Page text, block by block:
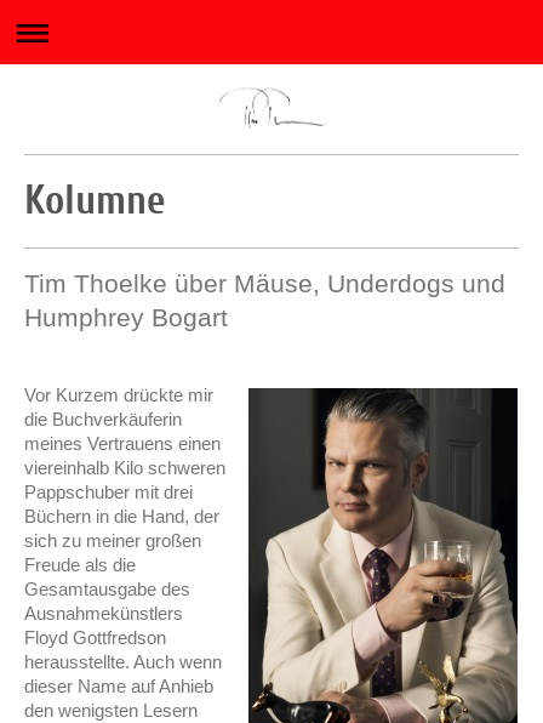
Kolumne
Tim Thoelke über Mäuse, Underdogs und
Humphrey Bogart
Vor Kurzem drückte mir
die Buchverkäuferin
meines Vertrauens einen
viereinhalb Kilo schweren
Pappschuber mit drei
Büchern in die Hand, der
sich zu meiner großen
Freude als die
Gesamtausgabe des
Ausnahmekünstlers
Floyd Gottfredson
herausstellte. Auch wenn
dieser Name auf Anhieb
den wenigsten Lesern